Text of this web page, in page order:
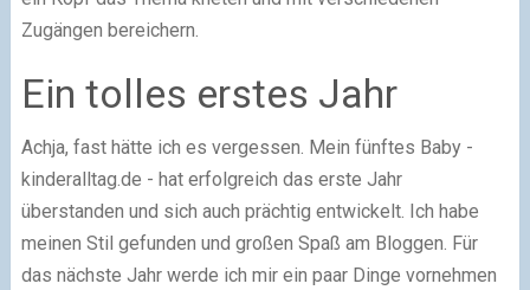
Zugängen bereichern.
Ein tolles erstes Jahr
Achja, fast hätte ich es vergessen. Mein fünftes Baby -
kinderalltag.de - hat erfolgreich das erste Jahr
überstanden und sich auch prächtig entwickelt. Ich habe
meinen Stil gefunden und großen Spaß am Bloggen. Für
das nächste Jahr werde ich mir ein paar Dinge vornehmen